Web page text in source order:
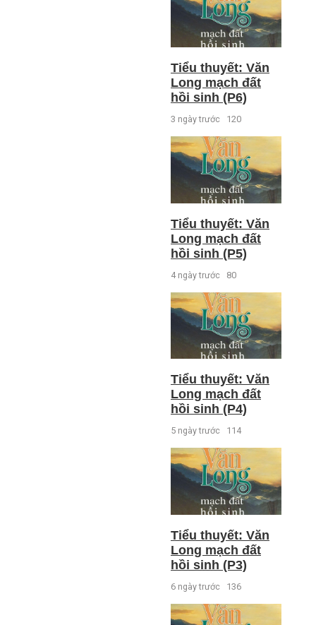
Tiểu thuyết: Văn
Long mạch đất
hồi sinh (P6)
3 ngày trước 120
Tiểu thuyết: Văn
Long mạch đất
hồi sinh (P5)
4 ngày trước 80
Tiểu thuyết: Văn
Long mạch đất
hồi sinh (P4)
5 ngày trước 114
Tiểu thuyết: Văn
Long mạch đất
hồi sinh (P3)
6 ngày trước 136